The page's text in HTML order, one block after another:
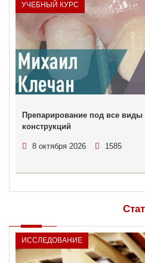
УЧЕБНЫЙ КУРС
Препарирование под все виды
конструкций
8 октября 2026 1585
ИССЛЕДОВАНИЕ